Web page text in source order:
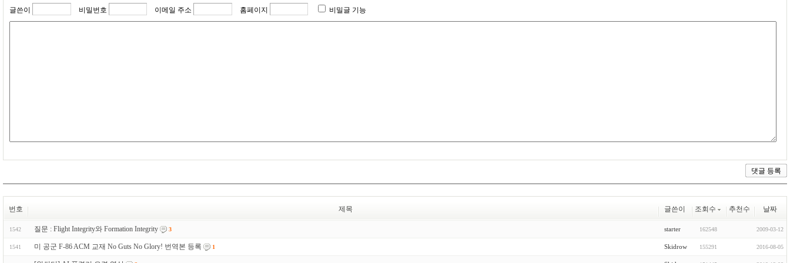
글쓴이 비밀번호 이메일 주소 홈페이지 비밀글 기능
번호 제목 글쓴이 조회수 추천수 날짜
1542 질문 : Flight Integrity와 Formation Integrity 3 starter 162548 2009-03-12
1541 미 공군 F-86 ACM 교재 No Guts No Glory! 번역본 등록 1 Skidrow 155291 2016-08-05